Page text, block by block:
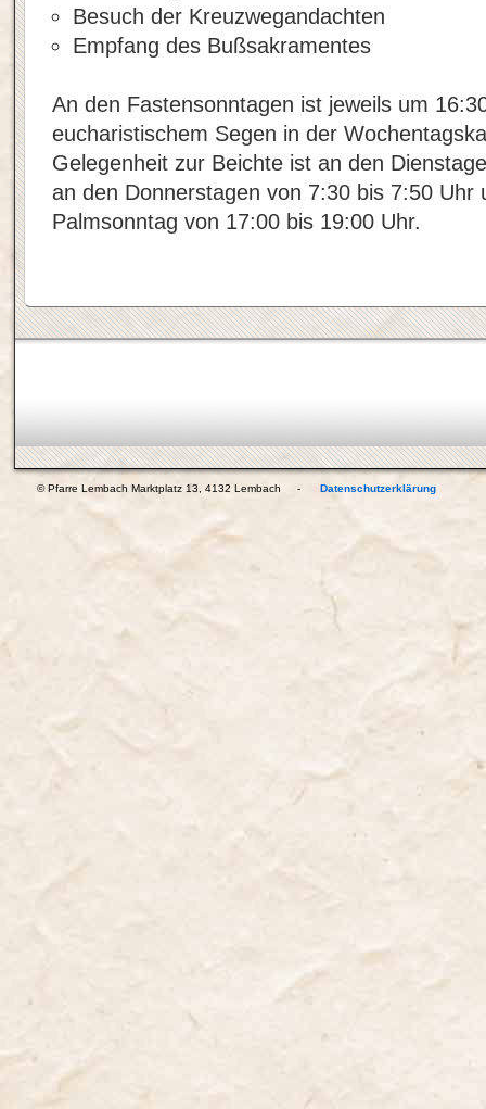
Besuch der Kreuzwegandachten
Empfang des Bußsakramentes
An den Fastensonntagen ist jeweils um
eucharistischem Segen in der
Gelegenheit zur Beichte ist an den
an den Donnerstagen von 7:30 bis 7:50 Uhr
Palmsonntag von 17:00 bis 19:00 Uhr.
© Pfarre Lembach Marktplatz 13, 4132 Lembach - Datenschutzerklärung